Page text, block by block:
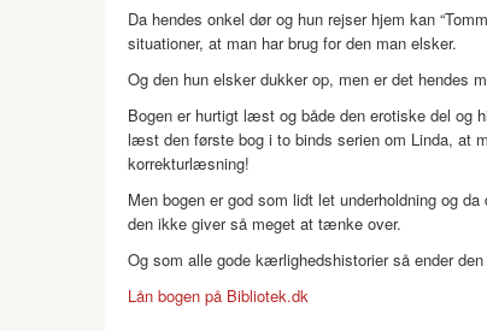
Da hendes onkel dør og hun rejser hjem kan
situationer, at man har brug for den man elsker.
Og den hun elsker dukker op, men er det hendes
Bogen er hurtigt læst og både den erotiske del og
læst den første bog i to binds serien om Linda, at
korrekturlæsning!
Men bogen er god som lidt let underholdning og
den ikke giver så meget at tænke over.
Og som alle gode kærlighedshistorier så ender
Lån bogen på Bibliotek.dk